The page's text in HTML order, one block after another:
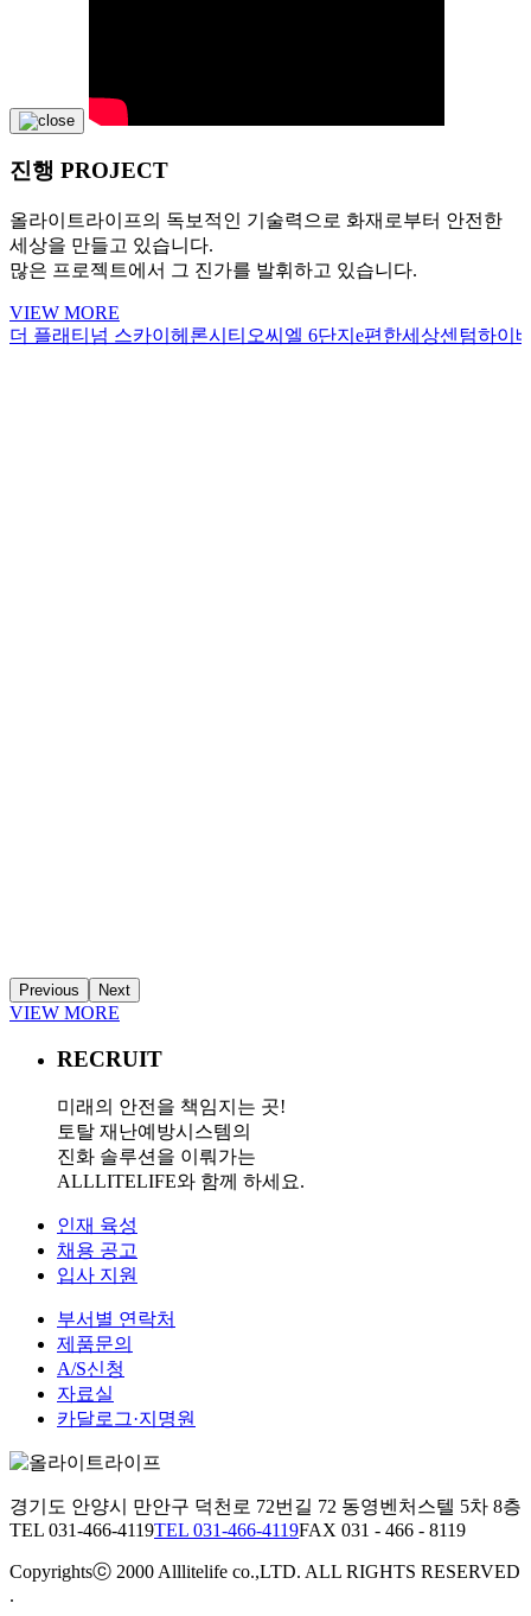
진행 PROJECT
올라이트라이프의 독보적인 기술력으로 화재로부터 안전한
세상을 만들고 있습니다.
많은 프로젝트에서 그 진가를 발휘하고 있습니다.
VIEW MORE
더 플래티넘 스카이헤론시티오씨엘 6단지 e편한세상센텀하이
Previous Next
VIEW MORE
RECRUIT
미래의 안전을 책임지는 곳!
토탈 재난예방시스템의
진화 솔루션을 이뤄가는
ALLLITELIFE와 함께 하세요.
인재 육성
채용 공고
입사 지원
부서별 연락처
제품문의
A/S신청
자료실
카달로그·지명원
경기도 안양시 만안구 덕천로 72번길 72 동영벤처스텔 5차 8층
TEL 031-466-4119TEL 031-466-4119FAX 031 - 466 - 8119
Copyrightsⓒ 2000 Alllitelife co.,LTD. ALL RIGHTS RESERVED
.